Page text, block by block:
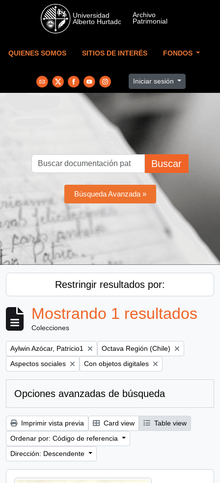
Skip to main content
QUIENES SOMOS SITIOS DE INTERÉS FONDOS
Iniciar sesión
Buscar
Búsqueda Avanzada »
Restringir resultados por:
Mostrando 1 resultados
Colecciones
Remove filter:
Aylwin Azócar, Patricio1 Remove filter:
Octava Región (Chile)
Remove filter:
Aspectos sociales Remove filter:
Con objetos digitales
Opciones avanzadas de búsqueda
Imprimir vista previa Card view
Table view
Ordenar por: Código de referencia
Dirección: Descendente